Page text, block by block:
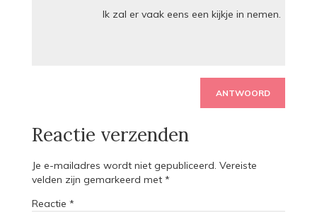
Ik zal er vaak eens een kijkje in nemen.
ANTWOORD
Reactie verzenden
Je e-mailadres wordt niet gepubliceerd. Vereiste
velden zijn gemarkeerd met *
Reactie *